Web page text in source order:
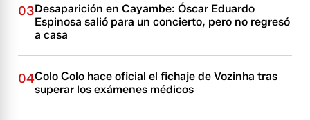
03Desaparición en Cayambe: Óscar Eduardo
Espinosa salió para un concierto, pero no regresó
a casa
04Colo Colo hace oficial el fichaje de Vozinha tras
superar los exámenes médicos